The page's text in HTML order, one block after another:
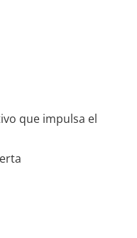
que impulsa el